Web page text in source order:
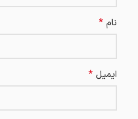
نام *
ایمیل *